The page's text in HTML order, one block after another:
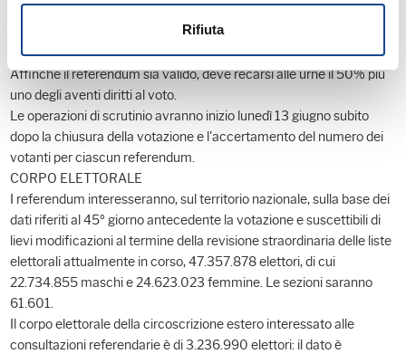
Rifiuta
mantenere in vigore le norme sottoposte a referendum.
È possibile ritirare, e quindi votare, anche solamente la scheda per
uno o per alcuni dei quesiti referendari.
Affinché il referendum sia valido, deve recarsi alle urne il 50% più
uno degli aventi diritti al voto.
Le operazioni di scrutinio avranno inizio lunedì 13 giugno subito
dopo la chiusura della votazione e l'accertamento del numero dei
votanti per ciascun referendum.
CORPO ELETTORALE
I referendum interesseranno, sul territorio nazionale, sulla base dei
dati riferiti al 45º giorno antecedente la votazione e suscettibili di
lievi modificazioni al termine della revisione straordinaria delle liste
elettorali attualmente in corso, 47.357.878 elettori, di cui
22.734.855 maschi e 24.623.023 femmine. Le sezioni saranno
61.601.
Il corpo elettorale della circoscrizione estero interessato alle
consultazioni referendarie è di 3.236.990 elettori: il dato è